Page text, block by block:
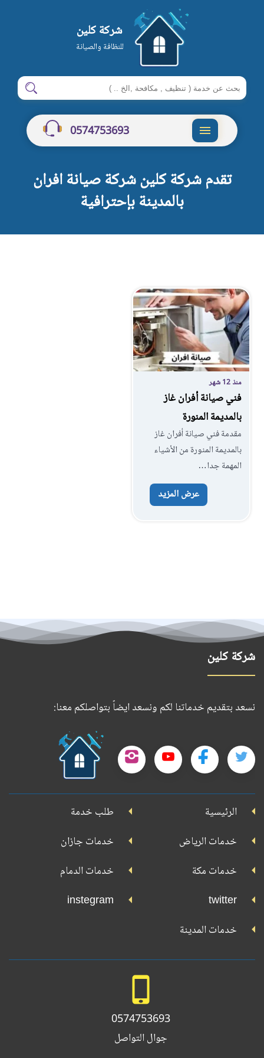
شركة كلين
للنظافة والصيانة
ابحث
في
شركة
كلين
ابحث
0574753693
تقدم شركة كلين شركة صيانة افران
بالمدينة بإحترافية
منذ 12 شهر
فني صيانة أفران غاز
بالمديمة المنورة
مقدمة فني صيانة أفران غاز
بالمديمة المنورة من الأشياء
المهمة جدا…
عرض المزيد
شركة كلين
نسعد بتقديم خدماتنا لكم ونسعد ايضاً بتواصلكم معنا:
تابعنا
تويتر
تابعنا
تابعنا
تابعنا
إنستجرام
جوجل
الرئيسية
طلب خدمة
خدمات الرياض
خدمات جازان
خدمات مكة
خدمات الدمام
twitter
instegram
خدمات المدينة
0574753693
جوال التواصل